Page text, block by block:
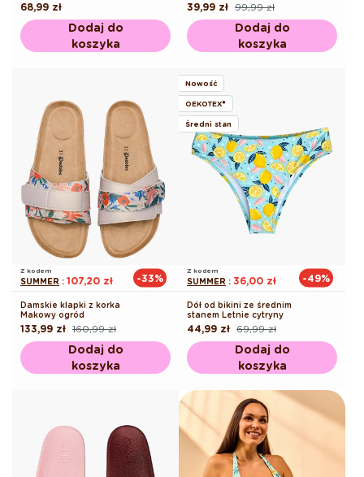
Cena
regularna
68,99 zł
Dodaj do
koszyka
Cena
regularna
99,99 zł
Cena
promocyjna
39,99 zł
Dodaj do
koszyka
Z kodem
SUMMER : 107,20 zł -33%
Damskie klapki z korka
Makowy ogród
Cena
regularna
160,99 zł
Cena
promocyjna
133,99 zł
Dodaj do
koszyka
Nowość
OEKOTEX®
Średni stan
Z kodem
SUMMER : 36,00 zł -49%
Dół od bikini ze średnim
stanem Letnie cytryny
Cena
regularna
69,99 zł
Cena
promocyjna
44,99 zł
Dodaj do
koszyka